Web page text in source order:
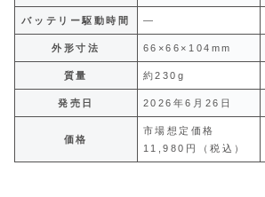
バッテリー駆動時間 ―
外形寸法 66×66×104mm
質量 約230g
発売日 2026年6月26日
価格
市場想定価格
11,980円（税込）